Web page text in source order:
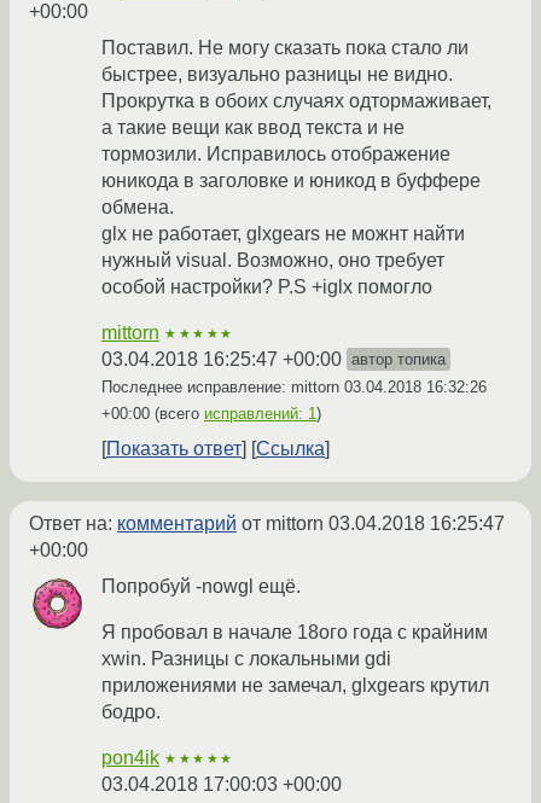
+00:00
Поставил. Не могу сказать пока стало ли
быстрее, визуально разницы не видно.
Прокрутка в обоих случаях одтормаживает,
а такие вещи как ввод текста и не
тормозили. Исправилось отображение
юникода в заголовке и юникод в буффере
обмена.
glx не работает, glxgears не можнт найти
нужный visual. Возможно, оно требует
особой настройки? P.S +iglx помогло
mittorn ★★★★★
03.04.2018 16:25:47 +00:00 автор топика
Последнее исправление: mittorn 03.04.2018 16:32:26
+00:00 (всего исправлений: 1)
Показать ответ Ссылка
Ответ на: комментарий от mittorn 03.04.2018 16:25:47
+00:00
Попробуй -nowgl ещё.
Я пробовал в начале 18ого года с крайним
xwin. Разницы с локальными gdi
приложениями не замечал, glxgears крутил
бодро.
pon4ik ★★★★★
03.04.2018 17:00:03 +00:00